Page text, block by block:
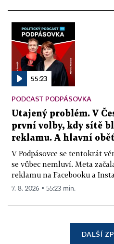
55:23
PODCAST PODPÁSOVKA
Utajený problém. V
první volby, kdy sítě
reklamu. A hlavní
V Podpásovce se tentokrát
se vůbec nemluví. Meta
reklamu na Facebooku a
7. 8. 2026 ▪ 55:23 min.
DALŠÍ